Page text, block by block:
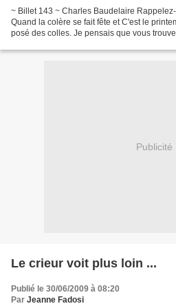
~ Billet 143 ~ Charles Baudelaire
Quand la colère se fait fête et C'est le
posé des colles. Je pensais que vous
Publicité
Le crieur voit plus loin ...
Publié le 30/06/2009 à 08:20
Par Jeanne Fadosi